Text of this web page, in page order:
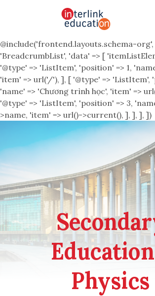
@include('frontend.layouts.schema-org',
'BreadcrumbList', 'data' => [
'@type' => 'ListItem', 'position' => 1,
'item' => url('/'), ], [ '@type' => 'ListItem',
'name' => 'Chương trình học', 'item' =>
'@type' => 'ListItem', 'position' => 3,
>name, 'item' => url()->current(), ], ], ], ])
Physics